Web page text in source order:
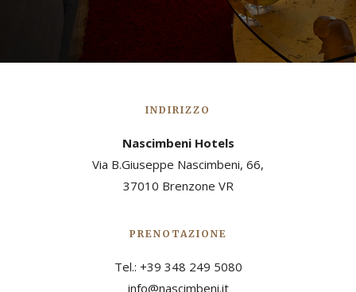
INDIRIZZO
Nascimbeni Hotels
Via B.Giuseppe Nascimbeni, 66,
37010 Brenzone VR
PRENOTAZIONE
Tel.: +39 348 249 5080
info@nascimbeni.it